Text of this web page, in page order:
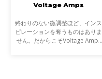
Voltage Amps
終わりのない微調整ほど、インス
ピレーションを奪うものはありま
せん。だからこそVoltage Amps